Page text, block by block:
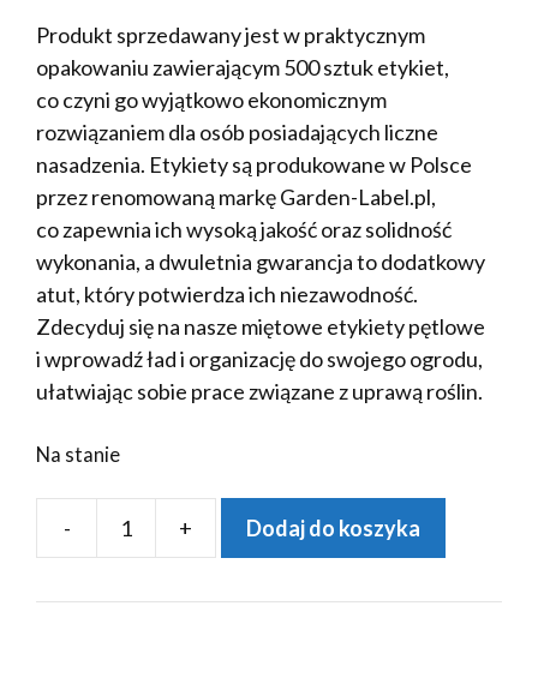
Produkt sprzedawany jest w praktycznym
opakowaniu zawierającym 500 sztuk etykiet,
co czyni go wyjątkowo ekonomicznym
rozwiązaniem dla osób posiadających liczne
nasadzenia. Etykiety są produkowane w Polsce
przez renomowaną markę Garden-Label.pl,
co zapewnia ich wysoką jakość oraz solidność
wykonania, a dwuletnia gwarancja to dodatkowy
atut, który potwierdza ich niezawodność.
Zdecyduj się na nasze miętowe etykiety pętlowe
i wprowadź ład i organizację do swojego ogrodu,
ułatwiając sobie prace związane z uprawą roślin.
Na stanie
-
ilość
ogrodnicze
+ Dodaj do koszyka